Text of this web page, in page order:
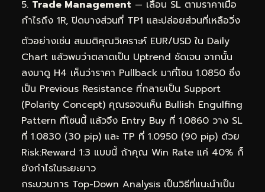
Trade Management — เลื่อน SL ตามราคาเมื่อ
กำไรถึง 1R, ปิดบางส่วนที่ TP1 และปล่อยส่วนที่เหลือวิ่ง
ตัวอย่างเช่น สมมติคุณวิเคราะห์ EUR/USD ใน Daily
Chart แล้วพบว่าตลาดเป็น Uptrend ชัดเจน จากนั้น
ลงมาดู H4 เห็นว่าราคา Pullback มาที่โซน 1.0850 ซึ่ง
เป็น Previous Resistance ที่กลายเป็น Support
(Polarity Concept) คุณรอจนเห็น Bullish Engulfing
Pattern ที่โซนนี้ แล้วจึง Entry Buy ที่ 1.0860 วาง SL
ที่ 1.0830 (30 pip) และ TP ที่ 1.0950 (90 pip) ด้วย
Risk:Reward 1:3 แบบนี้ ถ้าคุณ Win Rate แค่ 40% ก็
ยังกำไรในระยะยาว
กระบวนการ Top-Down Analysis เป็นวิธีที่แนะนำเป็น